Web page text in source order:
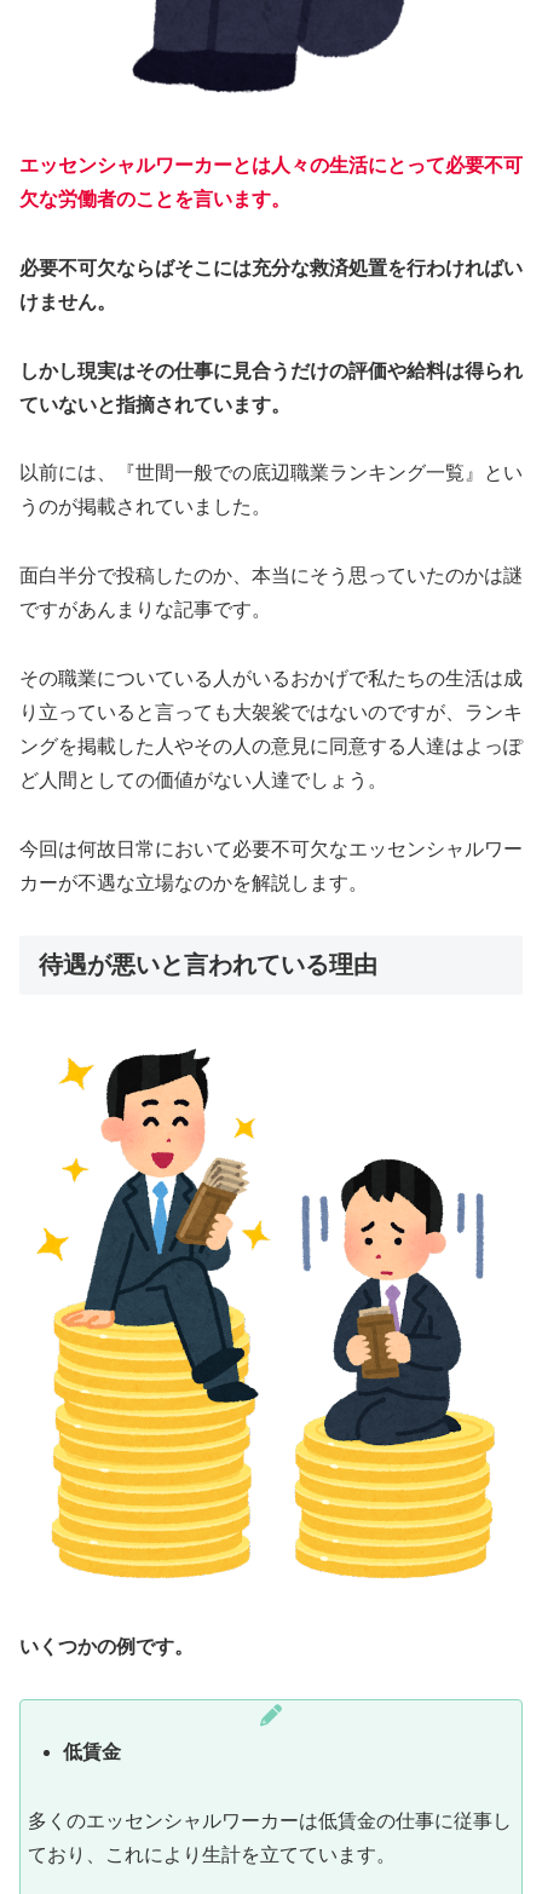
エッセンシャルワーカーとは人々の生活にとって必要不可
欠な労働者のことを言います。
必要不可欠ならばそこには充分な救済処置を行わければい
けません。
しかし現実はその仕事に見合うだけの評価や給料は得られ
ていないと指摘されています。
以前には、『世間一般での底辺職業ランキング一覧』とい
うのが掲載されていました。
面白半分で投稿したのか、本当にそう思っていたのかは謎
ですがあんまりな記事です。
その職業についている人がいるおかげで私たちの生活は成
り立っていると言っても大袈裟ではないのですが、ランキ
ングを掲載した人やその人の意見に同意する人達はよっぽ
ど人間としての価値がない人達でしょう。
今回は何故日常において必要不可欠なエッセンシャルワー
カーが不遇な立場なのかを解説します。
待遇が悪いと言われている理由
いくつかの例です。
低賃金
多くのエッセンシャルワーカーは低賃金の仕事に従事し
ており、これにより生計を立てています。